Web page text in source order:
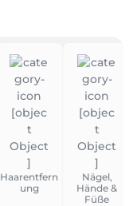
Haarentfern
ung
Nägel,
Hände &
Füße